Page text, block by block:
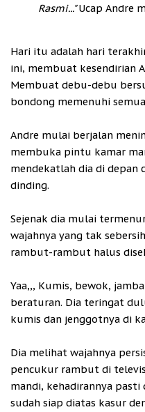
Rasmi..."Ucap Andre
Hari itu adalah hari
ini, membuat kesendirian
Membuat debu-debu
bondong memenuhi
Andre mulai berjalan
membuka pintu kamar
mendekatlah dia di depan
dinding.
Sejenak dia mulai
wajahnya yang tak
rambut-rambut halus
Yaa,,, Kumis, bewok,
beraturan. Dia teringat
kumis dan jenggotnya di
Dia melihat wajahnya
pencukur rambut di
mandi, kehadirannya
sudah siap diatas kasur